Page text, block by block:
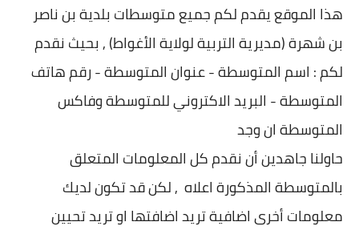
هذا الموقع يقدم لكم جميع متوسطات بلديةبن ناصر
بن شهرة (مديرية التربية لولاية الأغواط) , بحيث نقدم
لكم : اسم المتوسطة - عنوان المتوسطة - رقم هاتف
المتوسطة - البريد الاكتروني للمتوسطة وفاكس
المتوسطة ان وجد
حاولنا جاهدين أن نقدم كل المعلومات المتعلق
بالمتوسطة المذكورة اعلاه , لكن قد تكون لديك
معلومات أخرى اضافية تريد اضافتها او تريد تحيين